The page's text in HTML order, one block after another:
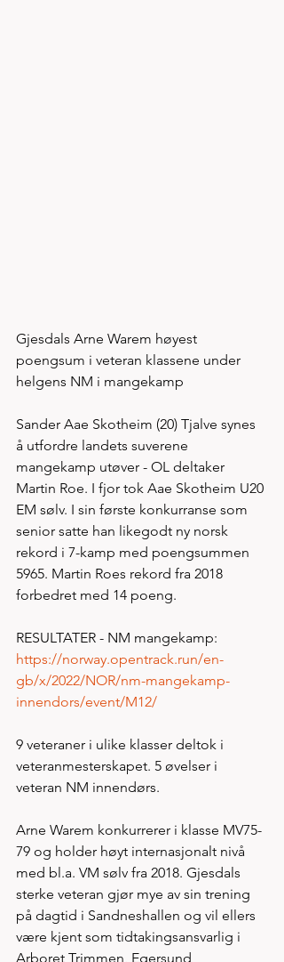
Gjesdals Arne Warem høyest
poengsum i veteran klassene under
helgens NM i mangekamp
Sander Aae Skotheim (20) Tjalve synes
å utfordre landets suverene
mangekamp utøver - OL deltaker
Martin Roe. I fjor tok Aae Skotheim U20
EM sølv. I sin første konkurranse som
senior satte han likegodt ny norsk
rekord i 7-kamp med poengsummen
5965. Martin Roes rekord fra 2018
forbedret med 14 poeng.
RESULTATER - NM mangekamp:
https://norway.opentrack.run/en-
gb/x/2022/NOR/nm-mangekamp-
innendors/event/M12/
9 veteraner i ulike klasser deltok i
veteranmesterskapet. 5 øvelser i
veteran NM innendørs.
Arne Warem konkurrerer i klasse MV75-
79 og holder høyt internasjonalt nivå
med bl.a. VM sølv fra 2018. Gjesdals
sterke veteran gjør mye av sin trening
på dagtid i Sandneshallen og vil ellers
være kjent som tidtakingsansvarlig i
Arboret Trimmen, Egersund